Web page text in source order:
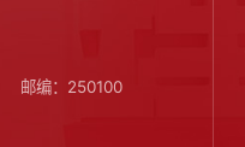
邮编：250100